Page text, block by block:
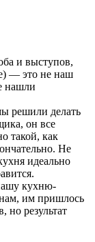
и выступов,
— это не наш
нашли
решили делать
он все
такой, как
Не
идеально
кухню-
им пришлось
но результат